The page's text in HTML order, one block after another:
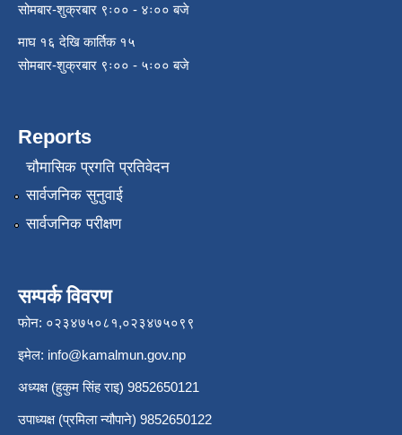
सोमबार-शुक्रबार ९ः०० - ४ः०० बजे
माघ १६ देखि कार्तिक १५
सोमबार-शुक्रबार ९ः०० - ५ः०० बजे
Reports
चौमासिक प्रगति प्रतिवेदन
सार्वजनिक सुनुवाई
सार्वजनिक परीक्षण
सम्पर्क विवरण
फोन: ०२३४७५०८१,०२३४७५०९९
इमेल: info@kamalmun.gov.np
अध्यक्ष (हुकुम सिंह राइ) 9852650121
उपाध्यक्ष (प्रमिला न्यौपाने) 9852650122